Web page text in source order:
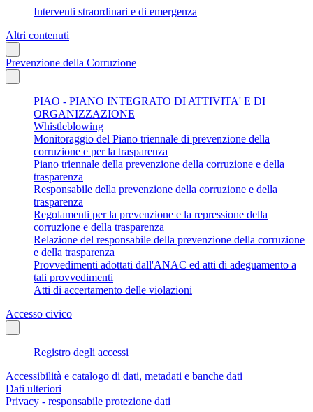
Interventi straordinari e di emergenza
Altri contenuti
Prevenzione della Corruzione
PIAO - PIANO INTEGRATO DI ATTIVITA' E DI
ORGANIZZAZIONE
Whistleblowing
Monitoraggio del Piano triennale di prevenzione della
corruzione e per la trasparenza
Piano triennale della prevenzione della corruzione e della
trasparenza
Responsabile della prevenzione della corruzione e della
trasparenza
Regolamenti per la prevenzione e la repressione della
corruzione e della trasparenza
Relazione del responsabile della prevenzione della corruzione
e della trasparenza
Provvedimenti adottati dall'ANAC ed atti di adeguamento a
tali provvedimenti
Atti di accertamento delle violazioni
Accesso civico
Registro degli accessi
Accessibilità e catalogo di dati, metadati e banche dati
Dati ulteriori
Privacy - responsabile protezione dati